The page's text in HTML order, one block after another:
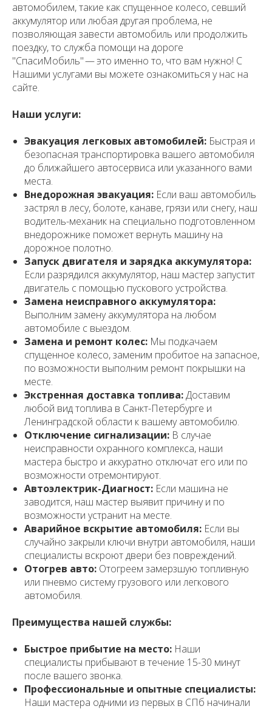
автомобилем, такие как спущенное колесо, севший
аккумулятор или любая другая проблема, не
позволяющая завести автомобиль или продолжить
поездку, то служба помощи на дороге
"СпасиМобиль" — это именно то, что вам нужно! С
Нашими услугами вы можете ознакомиться у нас на
сайте.
Наши услуги:
Эвакуация легковых автомобилей: Быстрая и
безопасная транспортировка вашего автомобиля
до ближайшего автосервиса или указанного вами
места.
Внедорожная эвакуация: Если ваш автомобиль
застрял в лесу, болоте, канаве, грязи или снегу, наш
водитель-механик на специально подготовленном
внедорожнике поможет вернуть машину на
дорожное полотно.
Запуск двигателя и зарядка аккумулятора:
Если разрядился аккумулятор, наш мастер запустит
двигатель с помощью пускового устройства.
Замена неисправного аккумулятора:
Выполним замену аккумулятора на любом
автомобиле с выездом.
Замена и ремонт колес: Мы подкачаем
спущенное колесо, заменим пробитое на запасное,
по возможности выполним ремонт покрышки на
месте.
Экстренная доставка топлива:Доставим
любой вид топлива в Санкт-Петербурге и
Ленинградской области к вашему автомобилю.
Отключение сигнализации: В случае
неисправности охранного комплекса, наши
мастера быстро и аккуратно отключат его или по
возможности отремонтируют.
Автоэлектрик-Диагност: Если машина не
заводится, наш мастер выявит причину и по
возможности устранит на месте.
Аварийное вскрытие автомобиля: Если вы
случайно закрыли ключи внутри автомобиля, наши
специалисты вскроют двери без повреждений.
Отогрев авто: Отогреем замерзшую топливную
или пневмо систему грузового или легкового
автомобиля.
Преимущества нашей службы:
Быстрое прибытие на место: Наши
специалисты прибывают в течение 15-30 минут
после вашего звонка.
Профессиональные и опытные специалисты:
Наши мастера одними из первых в СПб начинали